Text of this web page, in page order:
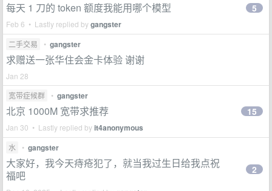
每天 1 刀的 token 额度我能用哪个模型
Feb 6 • Lastly replied bygangster
5
二手交易 • gangster
求赠送一张华住会金卡体验 谢谢
Jan 28
宽带症候群
• gangster
北京 1000M 宽带求推荐
Jan 30 • Lastly replied byit4anonymous
15
水 • gangster
大家好，我今天痔疮犯了，就当我过生日给我点祝
福吧
2